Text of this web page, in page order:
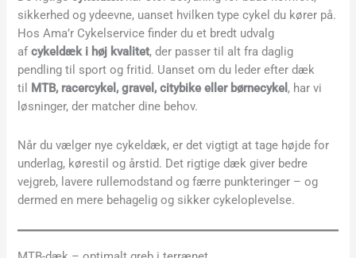
sikkerhed og ydeevne, uanset hvilken type cykel du kører på.
Hos Ama’r Cykelservice finder du et bredt udvalg
afcykeldæk i høj kvalitet, der passer til alt fra daglig
pendling til sport og fritid. Uanset om du leder efter dæk
til MTB, racercykel, gravel, citybike eller børnecykel , har vi
løsninger, der matcher dine behov.
Når du vælger nye cykeldæk, er det vigtigt at tage højde for
underlag, kørestil og årstid. Det rigtige dæk giver bedre
vejgreb, lavere rullemodstand og færre punkteringer – og
dermed en mere behagelig og sikker cykeloplevelse.